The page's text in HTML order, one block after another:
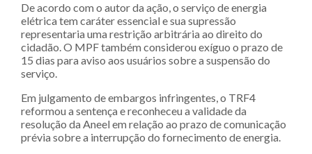
De acordo com o autor da ação, o serviço de energia
elétrica tem caráter essencial e sua supressão
representaria uma restrição arbitrária ao direito do
cidadão. O MPF também considerou exíguo o prazo de
15 dias para aviso aos usuários sobre a suspensão do
serviço.
Em julgamento de embargos infringentes, o TRF4
reformou a sentença e reconheceu a validade da
resolução da Aneel em relação ao prazo de comunicação
prévia sobre a interrupção do fornecimento de energia.